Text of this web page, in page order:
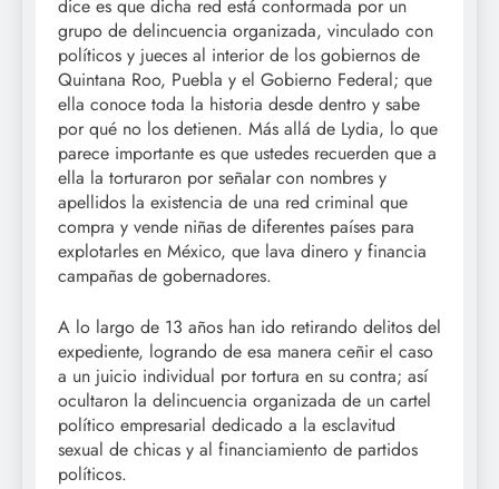
dice es que dicha red está conformada por un
grupo de delincuencia organizada, vinculado con
políticos y jueces al interior de los gobiernos de
Quintana Roo, Puebla y el Gobierno Federal; que
ella conoce toda la historia desde dentro y sabe
por qué no los detienen. Más allá de Lydia, lo que
parece importante es que ustedes recuerden que a
ella la torturaron por señalar con nombres y
apellidos la existencia de una red criminal que
compra y vende niñas de diferentes países para
explotarles en México, que lava dinero y financia
campañas de gobernadores.
A lo largo de 13 años han ido retirando delitos del
expediente, logrando de esa manera ceñir el caso
a un juicio individual por tortura en su contra; así
ocultaron la delincuencia organizada de un cartel
político empresarial dedicado a la esclavitud
sexual de chicas y al financiamiento de partidos
políticos.